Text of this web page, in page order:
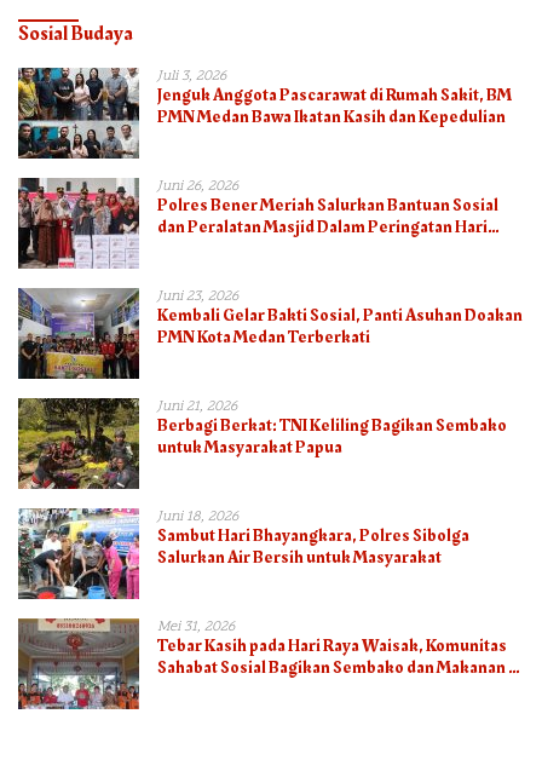
Sosial Budaya
Juli 3, 2026
Jenguk Anggota Pascarawat di Rumah Sakit, BM
PMN Medan Bawa Ikatan Kasih dan Kepedulian
Juni 26, 2026
Polres Bener Meriah Salurkan Bantuan Sosial
dan Peralatan Masjid Dalam Peringatan Hari
Juni 23, 2026
Kembali Gelar Bakti Sosial, Panti Asuhan Doakan
PMN Kota Medan Terberkati
Juni 21, 2026
Berbagi Berkat: TNI Keliling Bagikan Sembako
untuk Masyarakat Papua
Juni 18, 2026
Sambut Hari Bhayangkara, Polres Sibolga
Salurkan Air Bersih untuk Masyarakat
Mei 31, 2026
Tebar Kasih pada Hari Raya Waisak, Komunitas
Sahabat Sosial Bagikan Sembako dan Makanan di